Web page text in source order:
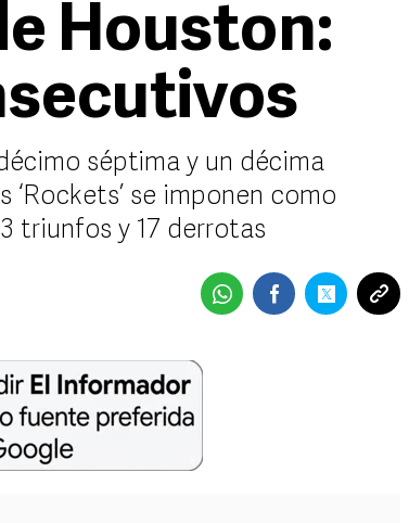
Houston:
séptima y un décima
se imponen como
triunfos y 17 derrotas